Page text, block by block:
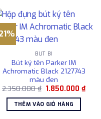
₫.
BÚT BI
Bút ký tên Parker IM
Achromatic Black 2127743
màu đen
2.350.000₫ Giá
là:
2.350.000 ₫.
1.850.000₫Giá
hiện
THÊM VÀO GIỎ HÀNG